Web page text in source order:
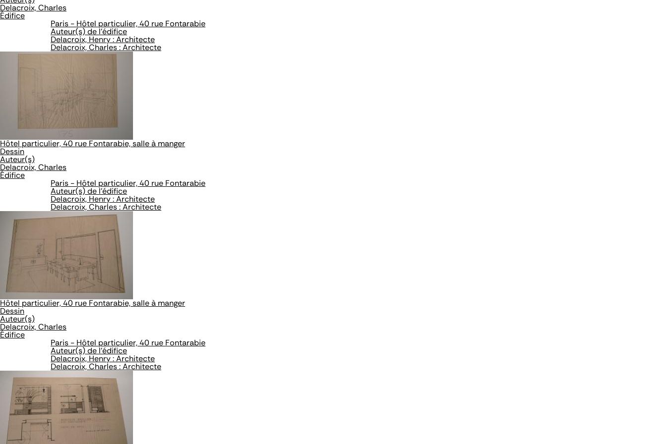
Delacroix, Charles
Édifice
Paris - Hôtel particulier, 40 rue Fontarabie
Auteur(s) de l'édifice
Delacroix, Henry : Architecte
Delacroix, Charles : Architecte
Hôtel particulier, 40 rue Fontarabie, salle à manger
Dessin
Auteur(s)
Delacroix, Charles
Édifice
Paris - Hôtel particulier, 40 rue Fontarabie
Auteur(s) de l'édifice
Delacroix, Henry : Architecte
Delacroix, Charles : Architecte
Hôtel particulier, 40 rue Fontarabie, salle à manger
Dessin
Auteur(s)
Delacroix, Charles
Édifice
Paris - Hôtel particulier, 40 rue Fontarabie
Auteur(s) de l'édifice
Delacroix, Henry : Architecte
Delacroix, Charles : Architecte